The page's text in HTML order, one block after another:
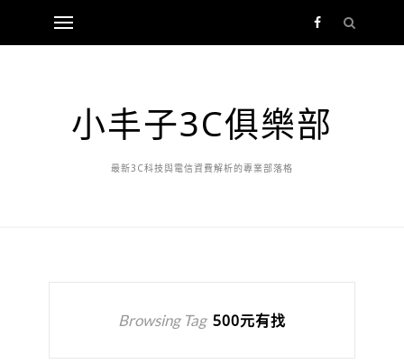
小丰子3C俱樂部
最新3C科技與電信資費解析的專業部落格
Browsing Tag 500元有找